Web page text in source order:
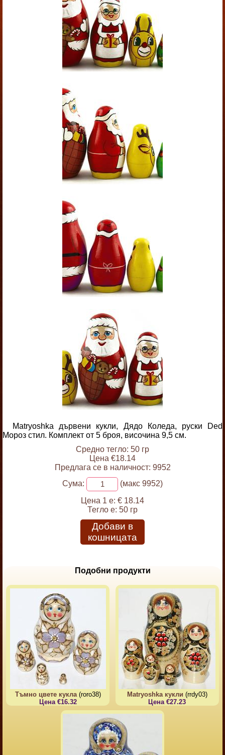
Matryoshka дървени кукли, Дядо Коледа, руски Ded
Мороз стил. Комплект от 5 броя, височина 9,5 см.
Средно тегло: 50 гр
Цена €18.14
Предлага се в наличност: 9952
Сума:
(макс 9952)
Цена 1 е: € 18.14
Тегло е: 50 гр
Добави в
кошницата
Подобни продукти
Тъмно цвете кукла(roro38)
Цена €16.32
Matryoshka кукли (rrdy03)
Цена €27.23